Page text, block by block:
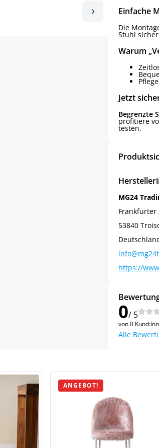
› Einfache
Die
Stuhl
Warum
Jetzt
Begrenzte
profitiere
testen.
MG24
Frankfurter
53840
https://
0/ 5
von 0
Alle
ANGEBOT!
5%
Meinen Code senden
Bleiben Sie auf dem Laufenden über